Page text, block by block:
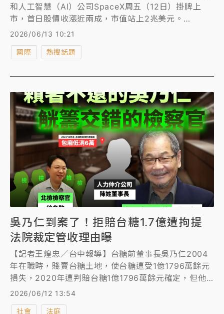
和人工智慧（AI）公司SpaceX周五（12日）掛牌上
市，首日股價收漲近兩成，市值站上2兆美元。
SpaceX股價大漲帶動馬斯克身價單日暴增近1400億美
元，成為全球首名兆美元富豪，財富是全球市值最高企
業輝達執行長黃仁勳逾6倍。
2026/06/13 10:21
國際 熱搜話題
吳乃仁到案了！拒賠台糖1.7億遭拘提
法院裁定管收理由曝
【記者王煌忠／台中報導】台糖前董事長吳乃仁2004
年在職時，賤賣台糖土地，使台糖遭受1億1796萬餘元
損失，2020年遭判賠台糖1億1796萬餘元確定，但他
尚未還錢，台中地院加計利息追討，囑託台北地院執行
2026/06/12 13:54
社會 法庭